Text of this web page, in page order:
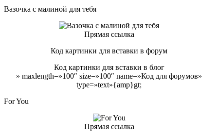
Вазочка с малиной для тебя
Прямая ссылка
Код картинки для вставки в форум
Код картинки для вставки в блог
» maxlength=»100″ size=»100″ name=»Код для форумов»
type=»text»{amp}gt;
For You
Прямая ссылка